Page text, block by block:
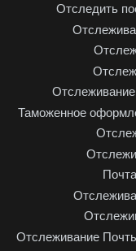
Отследить
Отслеживание
Таможенное
Отслеживание